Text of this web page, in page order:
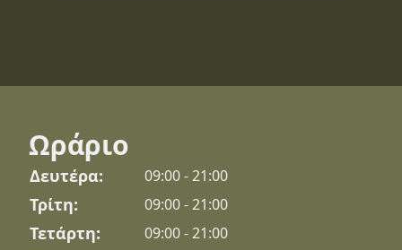
Ωράριο
Δευτέρα: 09:00 - 21:00
Τρίτη: 09:00 - 21:00
Τετάρτη: 09:00 - 21:00